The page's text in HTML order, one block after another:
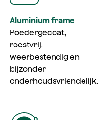
Aluminium frame
Poedergecoat,
roestvrij,
weerbestendig en
bijzonder
onderhoudsvriendelijk.